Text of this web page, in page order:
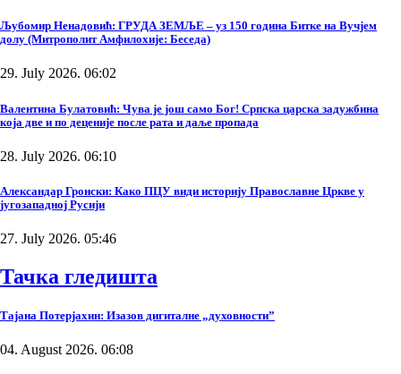
Љубомир Ненадовић: ГРУДА ЗЕМЉЕ – уз 150 година Битке на Вучјем
долу (Митрополит Амфилохије: Беседа)
29. July 2026. 06:02
Валентина Булатовић: Чува је још само Бог! Српска царска задужбина
која две и по деценије после рата и даље пропада
28. July 2026. 06:10
Александар Гронски: Како ПЦУ види историју Православне Цркве у
југозападној Русији
27. July 2026. 05:46
Тачка гледишта
Тајана Потерјахин: Изазов дигиталне „духовности”
04. August 2026. 06:08